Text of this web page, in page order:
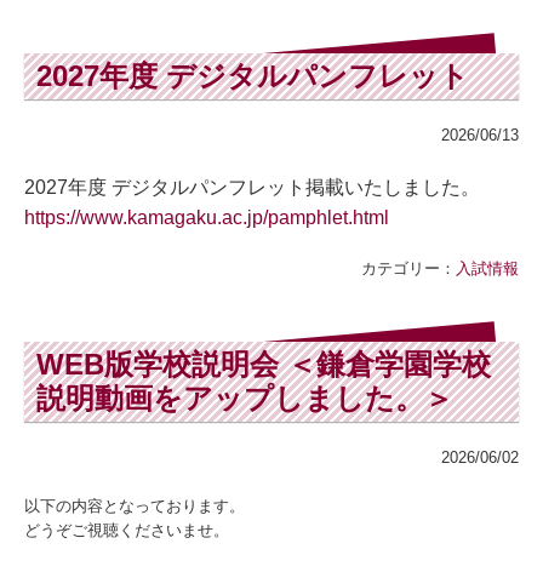
2027年度 デジタルパンフレット
2026/06/13
2027年度 デジタルパンフレット掲載いたしました。
https://www.kamagaku.ac.jp/pamphlet.html
カテゴリー： 入試情報
WEB版学校説明会 ＜鎌倉学園学校
説明動画をアップしました。＞
2026/06/02
以下の内容となっております。
どうぞご視聴くださいませ。